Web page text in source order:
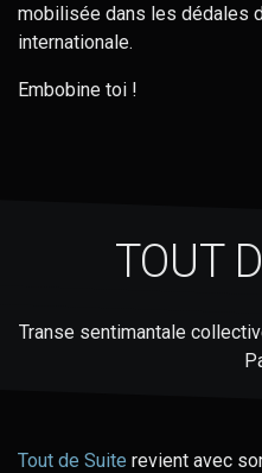
mobilisée dans les dédales
internationale.
Embobine toi !
TOUT
Transe sentimantale
Tout de Suite revient avec